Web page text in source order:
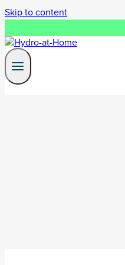
Skip to content